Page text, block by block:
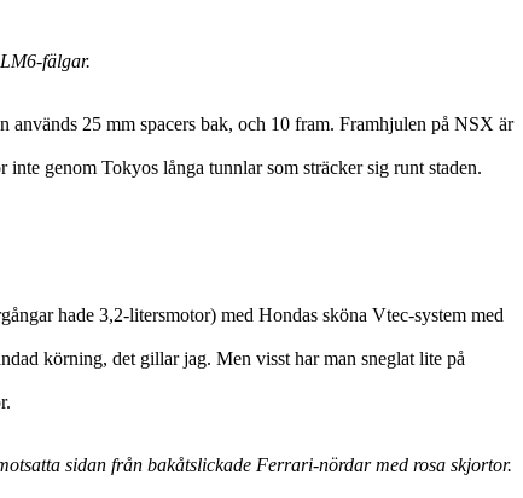
fälgar.
25 mm spacers bak, och 10 fram. Framhjulen på NSX är
genom Tokyos långa tunnlar som sträcker sig runt staden.
hade 3,2-litersmotor) med Hondas sköna Vtec-system med
körning, det gillar jag. Men visst har man sneglat lite på
sidan från bakåtslickade Ferrari-nördar med rosa skjortor.